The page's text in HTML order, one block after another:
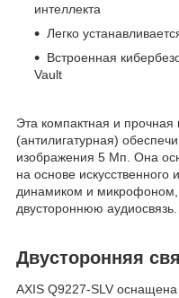
интеллекта
Легко
Встроенная
Vault
Эта компактная и
(антилигатурная)
изображения 5 Мп. Она
на основе искусственного
динамиком и
двустороннюю аудиосвязь.
Двусторонняя
AXIS Q9227-SLV